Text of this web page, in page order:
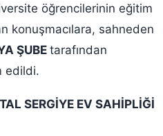
öğrencilerinin eğitim
konuşmacılara, sahneden
ŞUBEtarafından
edildi.
SERGİYE EV SAHİPLİĞİ